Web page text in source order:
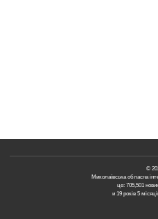
©
Миколаївська обласна
це: 705,501
и 19 років 5